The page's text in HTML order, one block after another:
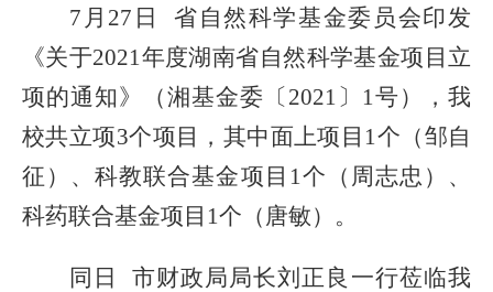
7月27日 省自然科学基金委员会印发
《关于2021年度湖南省自然科学基金项目立
项的通知》（湘基金委〔2021〕1号），我
校共立项3个项目，其中面上项目1个（邹自
征）、科教联合基金项目1个（周志忠）、
科药联合基金项目1个（唐敏）。
同日
市财政局局长刘正良一行莅临我